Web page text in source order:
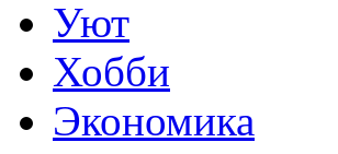
Уют
Хобби
Экономика